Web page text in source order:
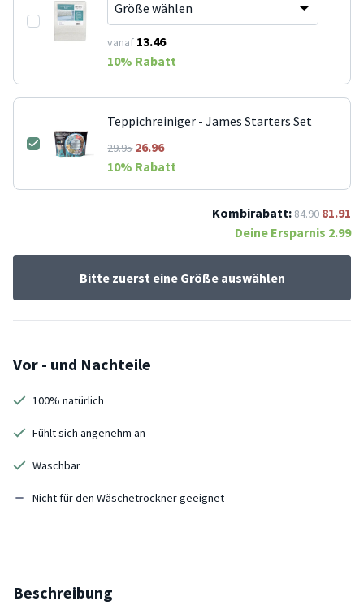
vanaf 13.46
10% Rabatt
Teppichreiniger - James Starters Set
29.9526.96
10% Rabatt
Kombirabatt:84.90 81.91
Deine Ersparnis 2.99
Bitte zuerst eine Größe auswählen
Vor - und Nachteile
100% natürlich
Fühlt sich angenehm an
Waschbar
Nicht für den Wäschetrockner geeignet
Beschreibung